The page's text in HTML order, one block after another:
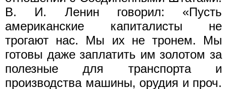
В. И. Ленин говорил: «Пусть
американские капиталисты не
трогают нас. Мы их не тронем. Мы
готовы даже заплатить им золотом за
полезные для транспорта и
производства машины, орудия и проч.